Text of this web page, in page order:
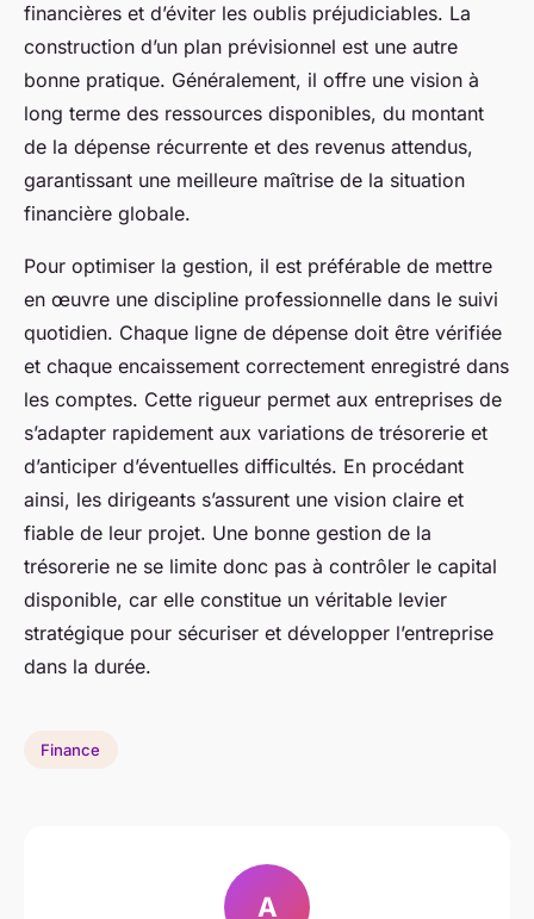
financières et d’éviter les oublis préjudiciables. La
construction d’un plan prévisionnel est une autre
bonne pratique. Généralement, il offre une vision à
long terme des ressources disponibles, du montant
de la dépense récurrente et des revenus attendus,
garantissant une meilleure maîtrise de la situation
financière globale.
Pour optimiser la gestion, il est préférable de mettre
en œuvre une discipline professionnelle dans le suivi
quotidien. Chaque ligne de dépense doit être vérifiée
et chaque encaissement correctement enregistré dans
les comptes. Cette rigueur permet aux entreprises de
s’adapter rapidement aux variations de trésorerie et
d’anticiper d’éventuelles difficultés. En procédant
ainsi, les dirigeants s’assurent une vision claire et
fiable de leur projet. Une bonne gestion de la
trésorerie ne se limite donc pas à contrôler le capital
disponible, car elle constitue un véritable levier
stratégique pour sécuriser et développer l’entreprise
dans la durée.
Finance
A